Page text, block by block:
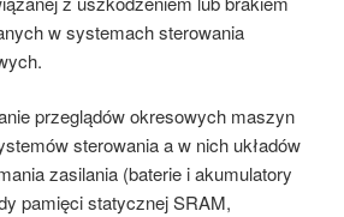
w systemach sterowania
przeglądów okresowych maszyn
sterowania a w nich układów
zasilania (baterie i akumulatory
pamięci statycznej SRAM,